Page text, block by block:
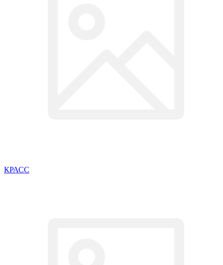
КРАСС